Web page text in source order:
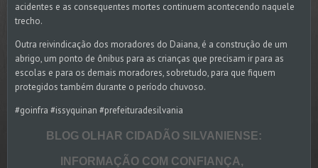
acidentes e as consequentes mortes continuem acontecendo naquele
trecho.
Outra reivindicação dos moradores do Daiana, é a construção de um
abrigo, um ponto de ônibus para as crianças que precisam ir para as
escolas e para os demais moradores, sobretudo, para que fiquem
protegidos também durante o período chuvoso.
#goinfra #issyquinan #prefeituradesilvania
BLOG OLHAR CIDADÃO SILVANIENSE:
INFORMAÇÃO COM CONFIANÇA,